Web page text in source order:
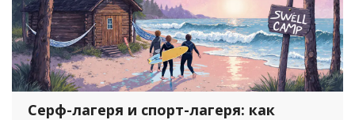
Серф-лагеря и спорт-лагеря: как